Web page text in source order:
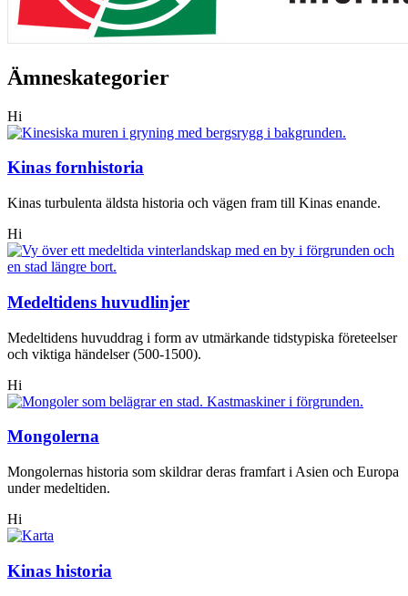
Ämneskategorier
Hi
Kinas fornhistoria
Kinas turbulenta äldsta historia och vägen fram till Kinas enande.
Hi
Medeltidens huvudlinjer
Medeltidens huvuddrag i form av utmärkande tidstypiska företeelser
och viktiga händelser (500-1500).
Hi
Mongolerna
Mongolernas historia som skildrar deras framfart i Asien och Europa
under medeltiden.
Hi
Kinas historia